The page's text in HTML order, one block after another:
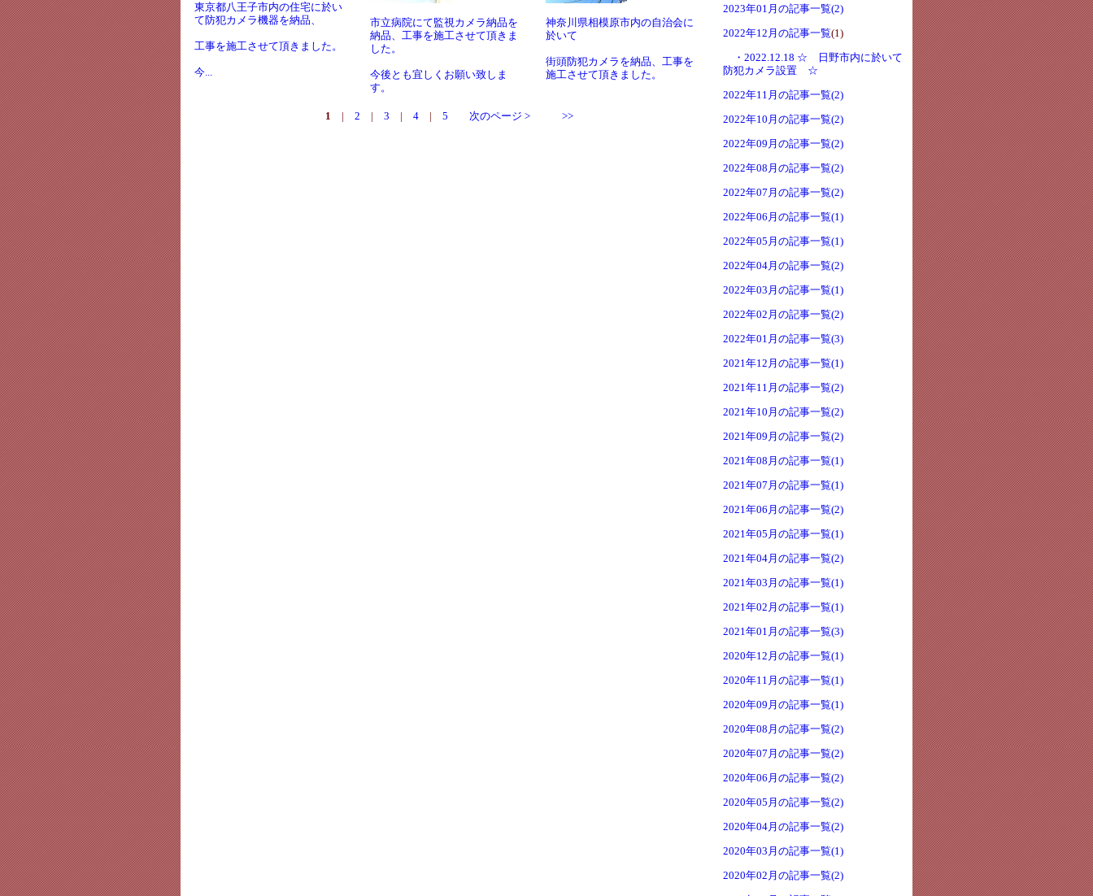
東京都八王子市内の住宅に於い
て防犯カメラ機器を納品、
工事を施工させて頂きました。
今...
市立病院にて監視カメラ納品を
納品、工事を施工させて頂きま
した。
今後とも宜しくお願い致しま
す。
神奈川県相模原市内の自治会に
於いて
街頭防犯カメラを納品、工事を
施工させて頂きました。
1 | 2 | 3 | 4| 5 次のページ > >>
2023年01月の記事一覧(2)
2022年12月の記事一覧(1)
・2022.12.18 ☆ 日野市内に於いて
防犯カメラ設置 ☆
2022年11月の記事一覧(2)
2022年10月の記事一覧(2)
2022年09月の記事一覧(2)
2022年08月の記事一覧(2)
2022年07月の記事一覧(2)
2022年06月の記事一覧(1)
2022年05月の記事一覧(1)
2022年04月の記事一覧(2)
2022年03月の記事一覧(1)
2022年02月の記事一覧(2)
2022年01月の記事一覧(3)
2021年12月の記事一覧(1)
2021年11月の記事一覧(2)
2021年10月の記事一覧(2)
2021年09月の記事一覧(2)
2021年08月の記事一覧(1)
2021年07月の記事一覧(1)
2021年06月の記事一覧(2)
2021年05月の記事一覧(1)
2021年04月の記事一覧(2)
2021年03月の記事一覧(1)
2021年02月の記事一覧(1)
2021年01月の記事一覧(3)
2020年12月の記事一覧(1)
2020年11月の記事一覧(1)
2020年09月の記事一覧(1)
2020年08月の記事一覧(2)
2020年07月の記事一覧(2)
2020年06月の記事一覧(2)
2020年05月の記事一覧(2)
2020年04月の記事一覧(2)
2020年03月の記事一覧(1)
2020年02月の記事一覧(2)